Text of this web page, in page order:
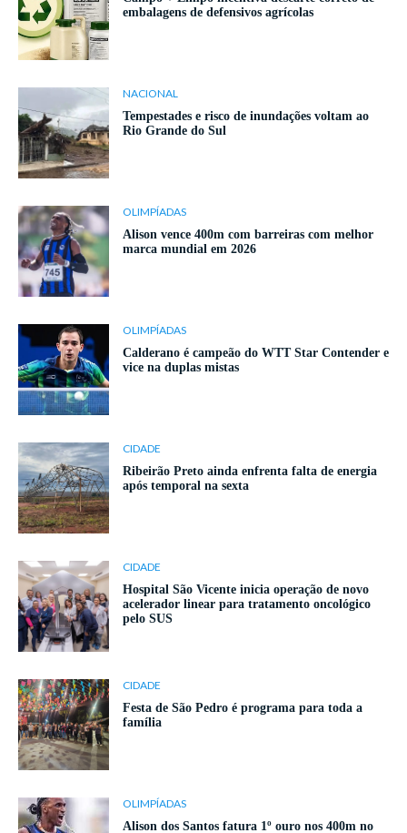
embalagens de defensivos agrícolas
NACIONAL
Tempestades e risco de inundações voltam ao
Rio Grande do Sul
OLIMPÍADAS
Alison vence 400m com barreiras com melhor
marca mundial em 2026
OLIMPÍADAS
Calderano é campeão do WTT Star Contender e
vice na duplas mistas
CIDADE
Ribeirão Preto ainda enfrenta falta de energia
após temporal na sexta
CIDADE
Hospital São Vicente inicia operação de novo
acelerador linear para tratamento oncológico
pelo SUS
CIDADE
Festa de São Pedro é programa para toda a
família
OLIMPÍADAS
Alison dos Santos fatura 1º ouro nos 400m no